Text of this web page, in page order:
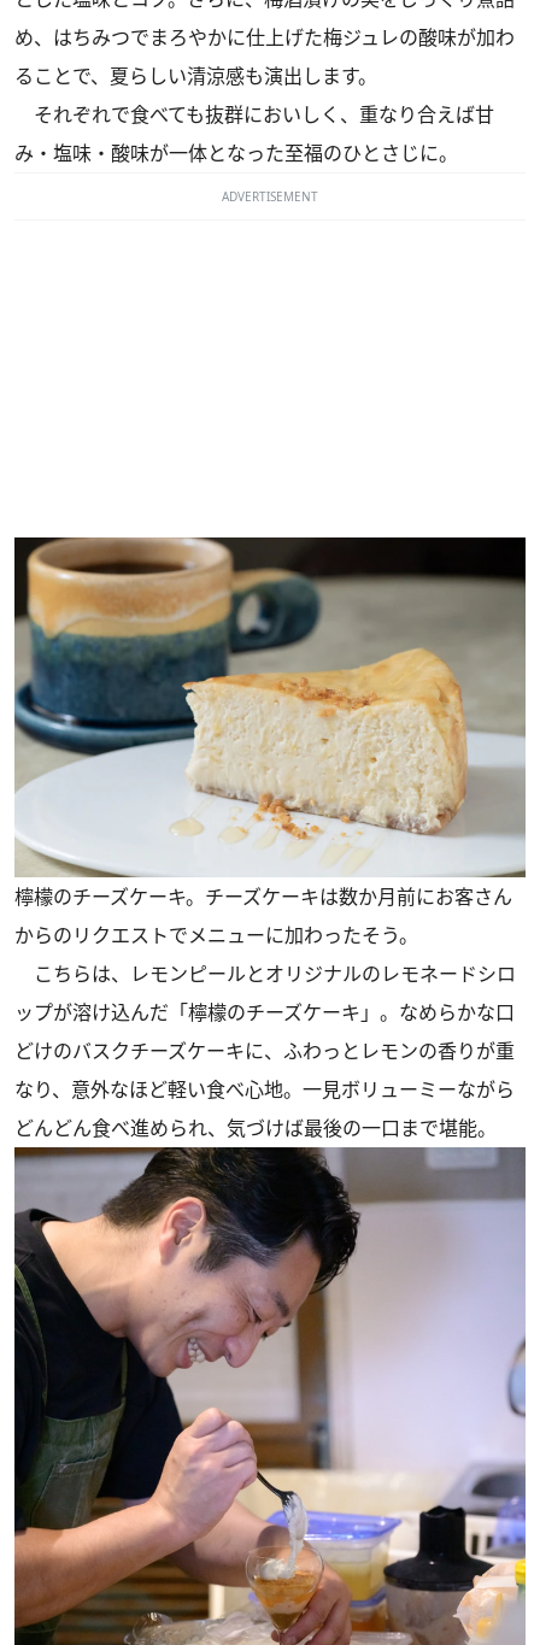
め、はちみつでまろやかに仕上げた梅ジュレの酸味が加わ
ることで、夏らしい清涼感も演出します。
それぞれで食べても抜群においしく、重なり合えば甘
み・塩味・酸味が一体となった至福のひとさじに。
ADVERTISEMENT
檸檬のチーズケーキ。チーズケーキは数か月前にお客さん
からのリクエストでメニューに加わったそう。
こちらは、レモンピールとオリジナルのレモネードシロ
ップが溶け込んだ「檸檬のチーズケーキ」。なめらかな口
どけのバスクチーズケーキに、ふわっとレモンの香りが重
なり、意外なほど軽い食べ心地。一見ボリューミーながら
どんどん食べ進められ、気づけば最後の一口まで堪能。